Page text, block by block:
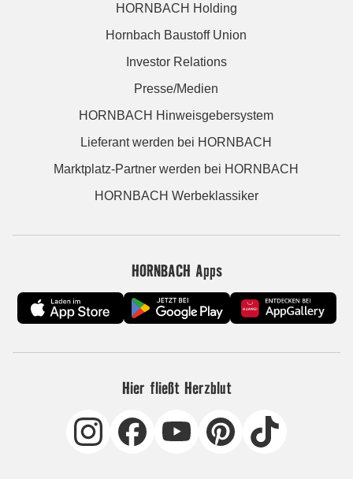
HORNBACH Holding
Hornbach Baustoff Union
Investor Relations
Presse/Medien
HORNBACH Hinweisgebersystem
Lieferant werden bei HORNBACH
Marktplatz-Partner werden bei HORNBACH
HORNBACH Werbeklassiker
HORNBACH Apps
Hier fließt Herzblut